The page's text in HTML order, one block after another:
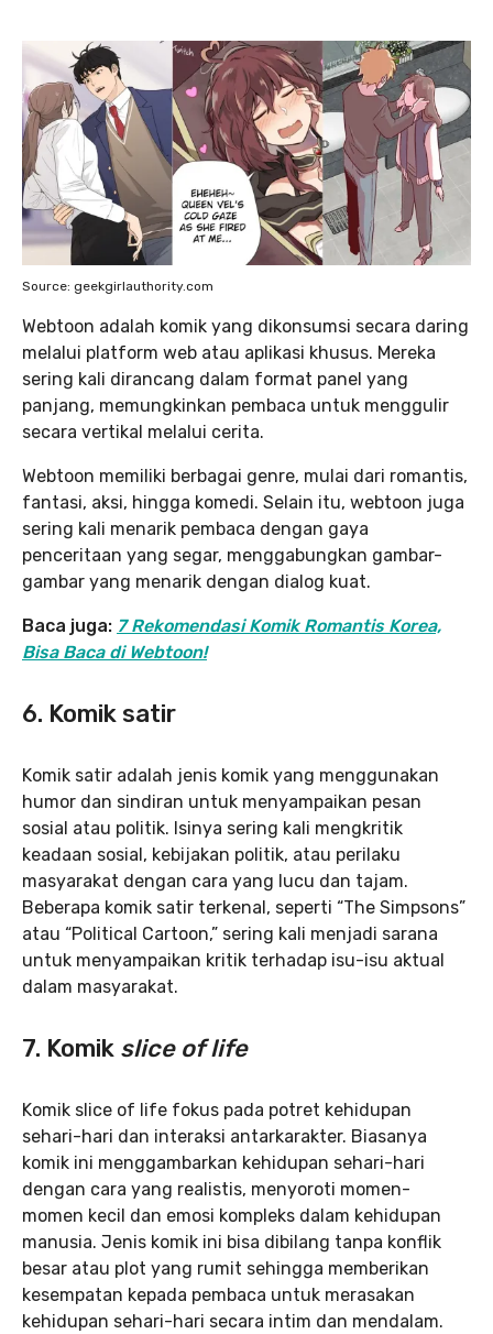
Source: geekgirlauthority.com
Webtoon adalah komik yang dikonsumsi secara daring
melalui platform web atau aplikasi khusus. Mereka
sering kali dirancang dalam format panel yang
panjang, memungkinkan pembaca untuk menggulir
secara vertikal melalui cerita.
Webtoon memiliki berbagai genre, mulai dari romantis,
fantasi, aksi, hingga komedi. Selain itu, webtoon juga
sering kali menarik pembaca dengan gaya
penceritaan yang segar, menggabungkan gambar-
gambar yang menarik dengan dialog kuat.
Baca juga: 7 Rekomendasi Komik Romantis Korea,
Bisa Baca di Webtoon!
6. Komik satir
Komik satir adalah jenis komik yang menggunakan
humor dan sindiran untuk menyampaikan pesan
sosial atau politik. Isinya sering kali mengkritik
keadaan sosial, kebijakan politik, atau perilaku
masyarakat dengan cara yang lucu dan tajam.
Beberapa komik satir terkenal, seperti “The Simpsons”
atau “Political Cartoon,” sering kali menjadi sarana
untuk menyampaikan kritik terhadap isu-isu aktual
dalam masyarakat.
7. Komik slice of life
Komik slice of life fokus pada potret kehidupan
sehari-hari dan interaksi antarkarakter. Biasanya
komik ini menggambarkan kehidupan sehari-hari
dengan cara yang realistis, menyoroti momen-
momen kecil dan emosi kompleks dalam kehidupan
manusia. Jenis komik ini bisa dibilang tanpa konflik
besar atau plot yang rumit sehingga memberikan
kesempatan kepada pembaca untuk merasakan
kehidupan sehari-hari secara intim dan mendalam.